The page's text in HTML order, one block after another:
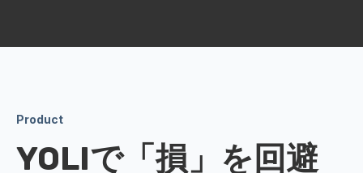
Product
YOLIで「損」を回避